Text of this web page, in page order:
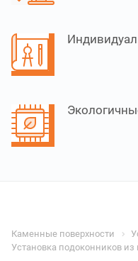
Каменные поверхности
Установка подоконников из